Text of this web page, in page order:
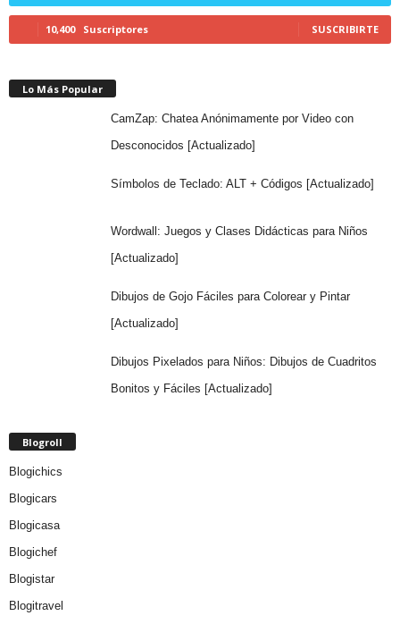
10,400 Suscriptores SUSCRIBIRTE
Lo Más Popular
CamZap: Chatea Anónimamente por Video con
Desconocidos [Actualizado]
Símbolos de Teclado: ALT + Códigos [Actualizado]
Wordwall: Juegos y Clases Didácticas para Niños
[Actualizado]
Dibujos de Gojo Fáciles para Colorear y Pintar
[Actualizado]
Dibujos Pixelados para Niños: Dibujos de Cuadritos
Bonitos y Fáciles [Actualizado]
Blogroll
Blogichics
Blogicars
Blogicasa
Blogichef
Blogistar
Blogitravel